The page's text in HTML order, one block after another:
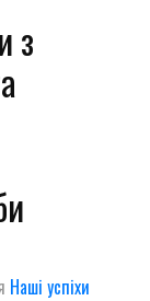
з
Наші успіхи